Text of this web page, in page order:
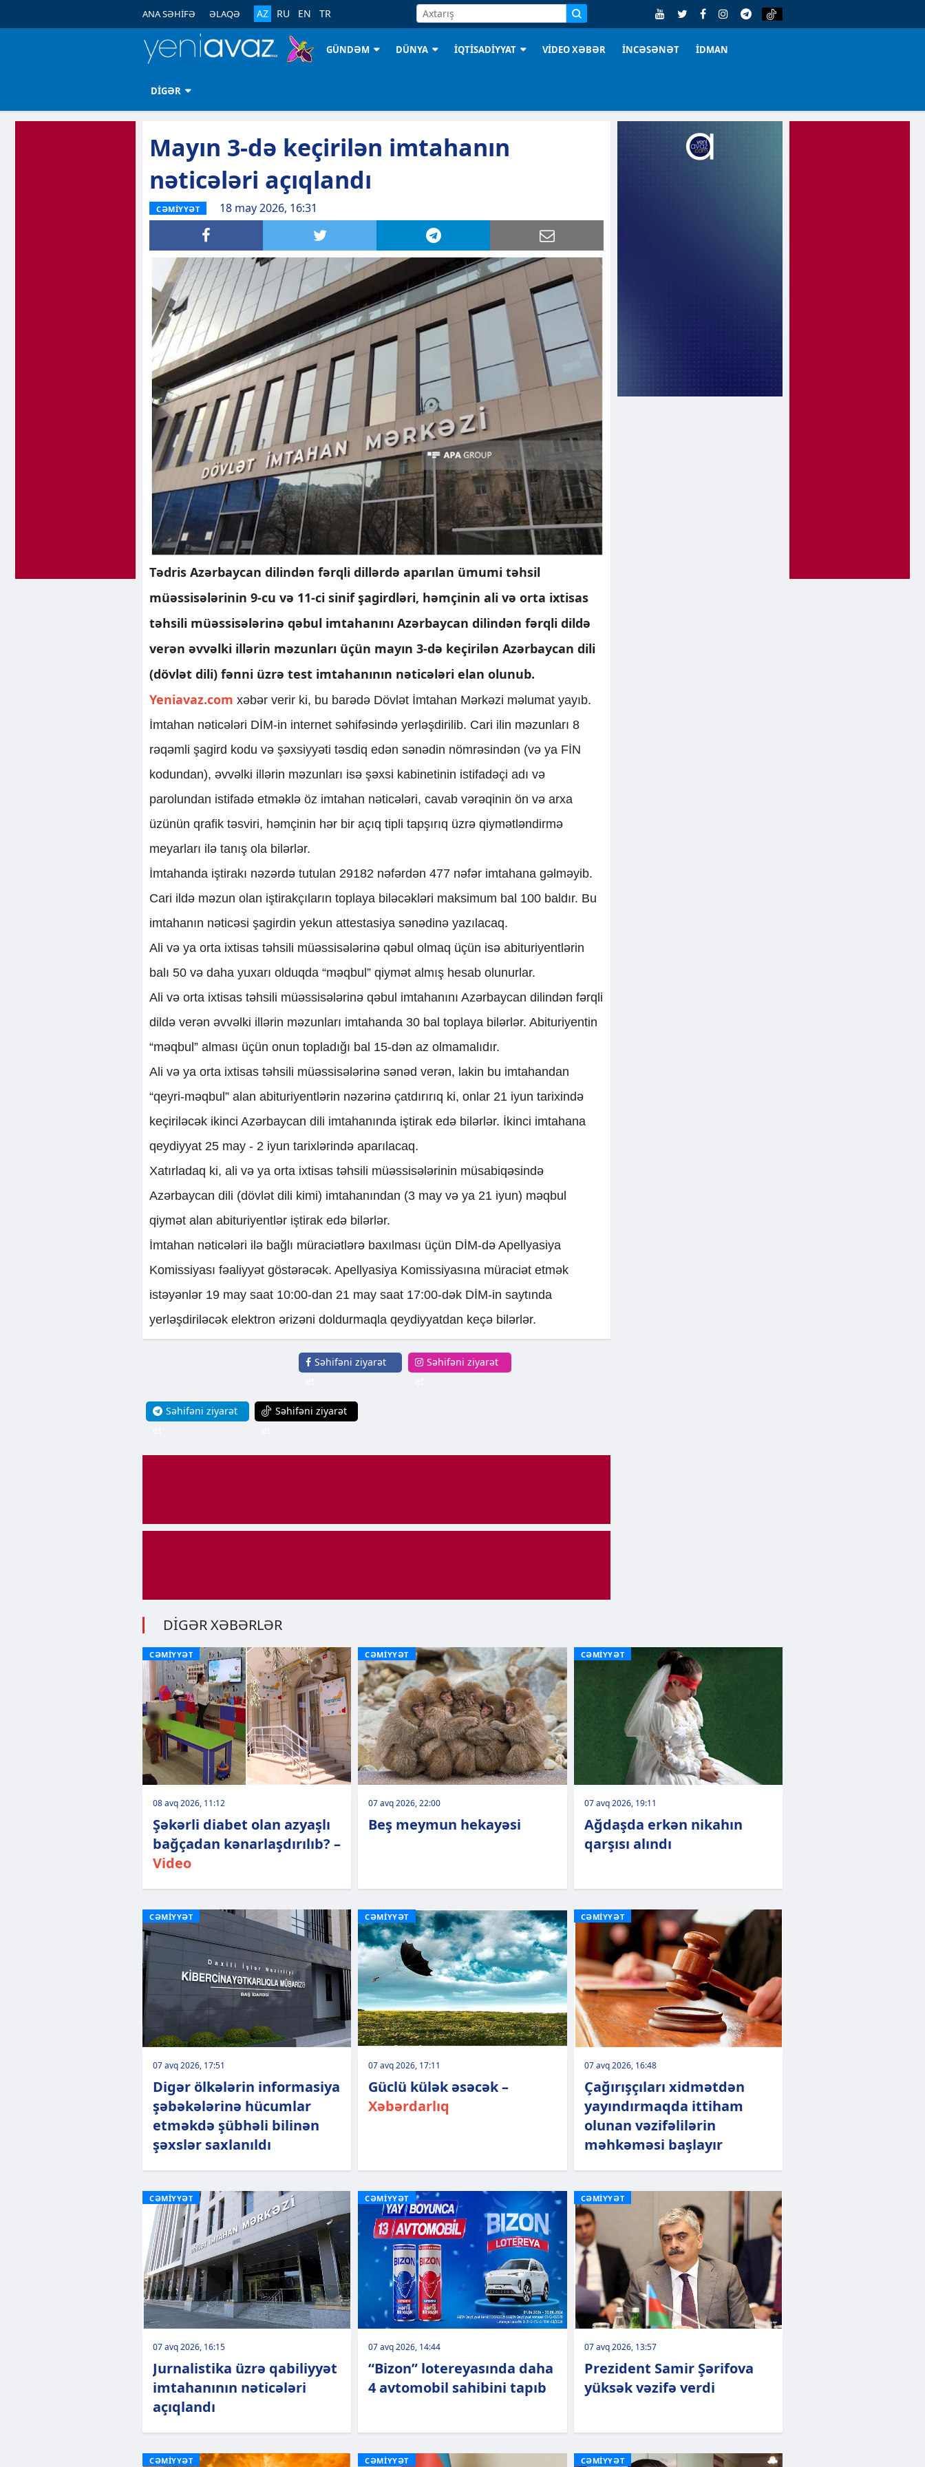
ANA SƏHİFƏ ƏLAQƏ AZ RU EN TR
GÜNDƏM DÜNYA İQTİSADİYYAT VİDEO XƏBƏR İNCƏSƏNƏT İDMAN
DİGƏR
Mayın 3-də keçirilən imtahanın
nəticələri açıqlandı
CƏMİYYƏT 18 may 2026, 16:31
Tədris Azərbaycan dilindən fərqli dillərdə aparılan ümumi təhsil
müəssisələrinin 9-cu və 11-ci sinif şagirdləri, həmçinin ali və orta ixtisas
təhsili müəssisələrinə qəbul imtahanını Azərbaycan dilindən fərqli dildə
verən əvvəlki illərin məzunları üçün mayın 3-də keçirilən Azərbaycan dili
(dövlət dili) fənni üzrə test imtahanının nəticələri elan olunub.
Yeniavaz.com xəbər verir ki, bu barədə Dövlət İmtahan Mərkəzi məlumat yayıb.
İmtahan nəticələri DİM-in internet səhifəsində yerləşdirilib. Cari ilin məzunları 8
rəqəmli şagird kodu və şəxsiyyəti təsdiq edən sənədin nömrəsindən (və ya FİN
kodundan), əvvəlki illərin məzunları isə şəxsi kabinetinin istifadəçi adı və
parolundan istifadə etməklə öz imtahan nəticələri, cavab vərəqinin ön və arxa
üzünün qrafik təsviri, həmçinin hər bir açıq tipli tapşırıq üzrə qiymətləndirmə
meyarları ilə tanış ola bilərlər.
İmtahanda iştirakı nəzərdə tutulan 29182 nəfərdən 477 nəfər imtahana gəlməyib.
Cari ildə məzun olan iştirakçıların toplaya biləcəkləri maksimum bal 100 baldır. Bu
imtahanın nəticəsi şagirdin yekun attestasiya sənədinə yazılacaq.
Ali və ya orta ixtisas təhsili müəssisələrinə qəbul olmaq üçün isə abituriyentlərin
balı 50 və daha yuxarı olduqda “məqbul” qiymət almış hesab olunurlar.
Ali və orta ixtisas təhsili müəssisələrinə qəbul imtahanını Azərbaycan dilindən fərqli
dildə verən əvvəlki illərin məzunları imtahanda 30 bal toplaya bilərlər. Abituriyentin
“məqbul” alması üçün onun topladığı bal 15-dən az olmamalıdır.
Ali və ya orta ixtisas təhsili müəssisələrinə sənəd verən, lakin bu imtahandan
“qeyri-məqbul” alan abituriyentlərin nəzərinə çatdırırıq ki, onlar 21 iyun tarixində
keçiriləcək ikinci Azərbaycan dili imtahanında iştirak edə bilərlər. İkinci imtahana
qeydiyyat 25 may - 2 iyun tarixlərində aparılacaq.
Xatırladaq ki, ali və ya orta ixtisas təhsili müəssisələrinin müsabiqəsində
Azərbaycan dili (dövlət dili kimi) imtahanından (3 may və ya 21 iyun) məqbul
qiymət alan abituriyentlər iştirak edə bilərlər.
İmtahan nəticələri ilə bağlı müraciətlərə baxılması üçün DİM-də Apellyasiya
Komissiyası fəaliyyət göstərəcək. Apellyasiya Komissiyasına müraciət etmək
istəyənlər 19 may saat 10:00-dan 21 may saat 17:00-dək DİM-in saytında
yerləşdiriləcək elektron ərizəni doldurmaqla qeydiyyatdan keçə bilərlər.
Səhifəni ziyarət
Səhifəni ziyarət
Səhifəni ziyarət
Səhifəni ziyarət
DİGƏR XƏBƏRLƏR
CƏMİYYƏT
08 avq 2026, 11:12
Şəkərli diabet olan azyaşlı
bağçadan kənarlaşdırılıb? –
Video
CƏMİYYƏT
07 avq 2026, 22:00
Beş meymun hekayəsi
CƏMİYYƏT
07 avq 2026, 19:11
Ağdaşda erkən nikahın
qarşısı alındı
CƏMİYYƏT
07 avq 2026, 17:51
Digər ölkələrin informasiya
şəbəkələrinə hücumlar
etməkdə şübhəli bilinən
şəxslər saxlanıldı
CƏMİYYƏT
07 avq 2026, 17:11
Güclü külək əsəcək –
Xəbərdarlıq
CƏMİYYƏT
07 avq 2026, 16:48
Çağırışçıları xidmətdən
yayındırmaqda ittiham
olunan vəzifəlilərin
məhkəməsi başlayır
CƏMİYYƏT
07 avq 2026, 16:15
Jurnalistika üzrə qabiliyyət
imtahanının nəticələri
açıqlandı
CƏMİYYƏT
07 avq 2026, 14:44
“Bizon” lotereyasında daha
4 avtomobil sahibini tapıb
CƏMİYYƏT
07 avq 2026, 13:57
Prezident Samir Şərifova
yüksək vəzifə verdi
CƏMİYYƏT CƏMİYYƏT CƏMİYYƏT